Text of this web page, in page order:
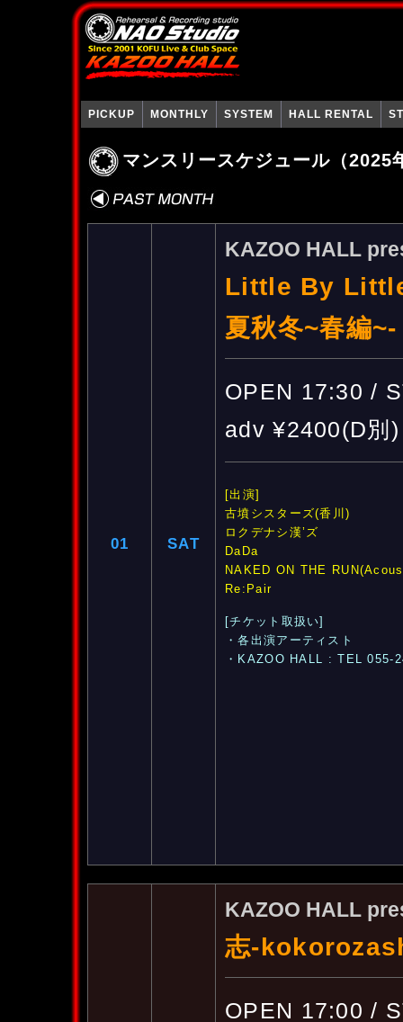
PICKUP MONTHLY SYSTEM HALL RENTAL
マンスリースケジュール（2025
01 SAT
KAZOO HALL
Little By
夏秋冬~春編~-
OPEN 17:30 /
adv ¥2400(D別
[出演]
古墳シスターズ(香川)
ロクデナシ漢’ズ
DaDa
NAKED ON THE
Re:Pair
[チケット取扱い]
・各出演アーティスト
・KAZOO HALL : TEL 055-
KAZOO HALL
志-
OPEN 17:00 /